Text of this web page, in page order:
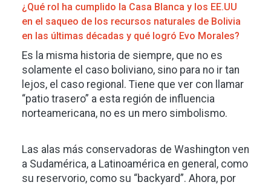
¿Qué rol ha cumplido la Casa Blanca y los EE.UU
en el saqueo de los recursos naturales de Bolivia
en las últimas décadas y qué logró Evo Morales?
Es la misma historia de siempre, que no es
solamente el caso boliviano, sino para no ir tan
lejos, el caso regional. Tiene que ver con llamar
“patio trasero” a esta región de influencia
norteamericana, no es un mero simbolismo.
Las alas más conservadoras de Washington ven
a Sudamérica, a Latinoamérica en general, como
su reservorio, como su “backyard”. Ahora, por